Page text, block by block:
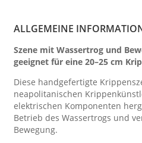
ALLGEMEINE
Szene mit Wassertrog und
geeignet für eine 20–25 cm
Diese handgefertigte
neapolitanischen
elektrischen Komponenten
Betrieb des Wassertrogs und
Bewegung.